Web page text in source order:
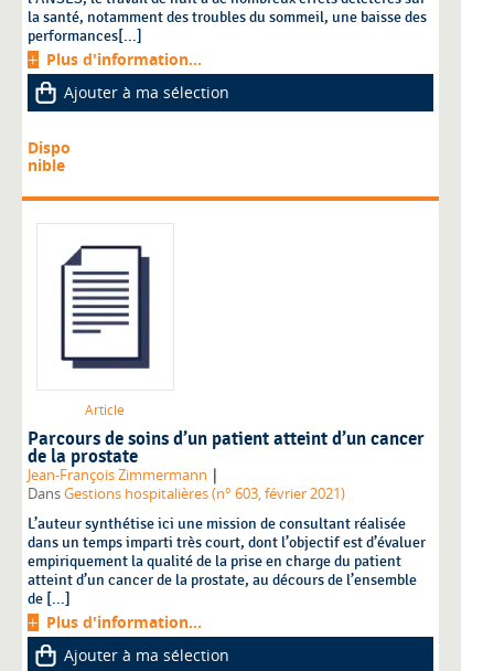
la santé, notamment des troubles du sommeil, une baisse des
performances[...]
Plus d'information...
Ajouter à ma sélection
Dispo
nible
Article
Parcours de soins d’un patient atteint d’un cancer
de la prostate
Jean-François Zimmermann |
DansGestions hospitalières (n° 603, février 2021)
L’auteur synthétise ici une mission de consultant réalisée
dans un temps imparti très court, dont l’objectif est d’évaluer
empiriquement la qualité de la prise en charge du patient
atteint d’un cancer de la prostate, au décours de l’ensemble
de [...]
Plus d'information...
Ajouter à ma sélection